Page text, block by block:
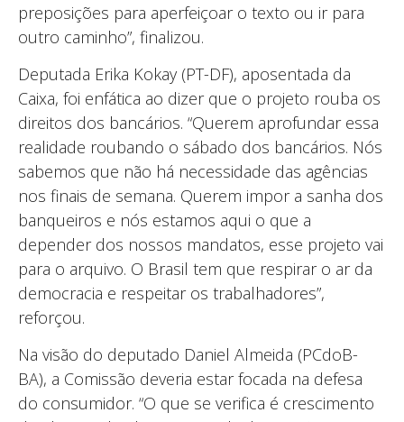
preposições para aperfeiçoar o texto ou ir para
outro caminho”, finalizou.
Deputada Erika Kokay (PT-DF), aposentada da
Caixa, foi enfática ao dizer que o projeto rouba os
direitos dos bancários. “Querem aprofundar essa
realidade roubando o sábado dos bancários. Nós
sabemos que não há necessidade das agências
nos finais de semana. Querem impor a sanha dos
banqueiros e nós estamos aqui o que a
depender dos nossos mandatos, esse projeto vai
para o arquivo. O Brasil tem que respirar o ar da
democracia e respeitar os trabalhadores”,
reforçou.
Na visão do deputado Daniel Almeida (PCdoB-
BA), a Comissão deveria estar focada na defesa
do consumidor. “O que se verifica é crescimento